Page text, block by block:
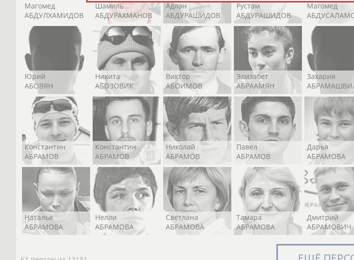
Магомед
АБДУЛХАМИДОВ
Шамиль
АБДУРАХМАНОВ
Адлан
АБДУРАШИДОВ
Рустам
АБДУРАШИДОВ
Магомед
Юрий
АБОВЯН
Никита
АБОЗОВИК
Виктор
АБОИМОВ
Элизабет
АБРААМЯН
Захария
Константин
АБРАМОВ
Константин
АБРАМОВ
Николай
АБРАМОВ
Павел
АБРАМОВ
Дарья
АБРАМОВА
Наталья
АБРАМОВА
Нелли
АБРАМОВА
Светлана
АБРАМОВА
Тамара
АБРАМОВА
Дмитрий
АБРАМОВИЧ